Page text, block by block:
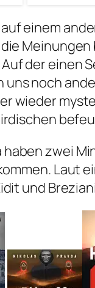
einem
Meinungen
der einen
noch
wieder
zwei
Laut
und